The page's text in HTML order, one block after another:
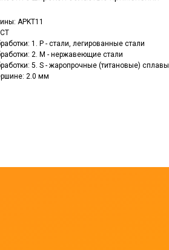
APKT11
1. P - стали, легированные стали
2. M - нержавеющие стали
5. S - жаропрочные (титановые) сплавы
2.0 мм